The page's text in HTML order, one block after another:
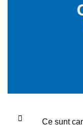
Ce sunt